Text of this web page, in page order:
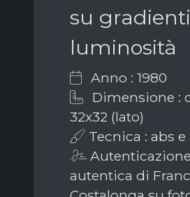
su
luminosità
Anno : 1980
Dimensione :
32x32 (lato)
Tecnica : abs
autentica di